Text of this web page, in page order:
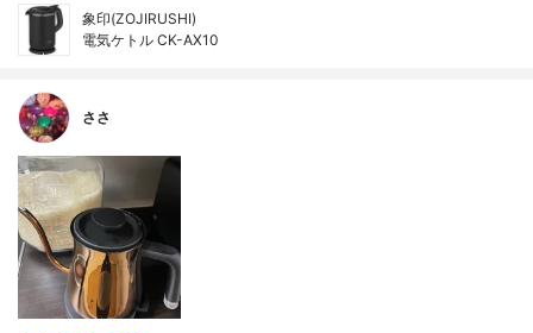
象印(ZOJIRUSHI)
電気ケトル CK-AX10
ささ